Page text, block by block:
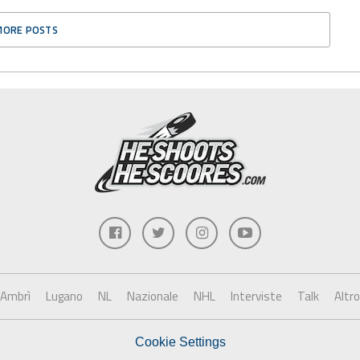
POSTS
Ambrì Lugano NL Nazionale NHL Interviste Talk Altro
Cookie Settings